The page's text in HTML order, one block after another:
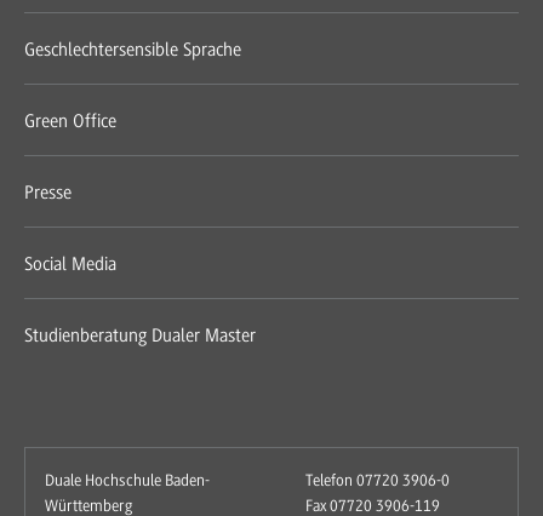
Geschlechtersensible Sprache
Green Office
Presse
Social Media
Studienberatung Dualer Master
Duale Hochschule Baden-
Württemberg
Telefon 07720 3906-0
Fax 07720 3906-119